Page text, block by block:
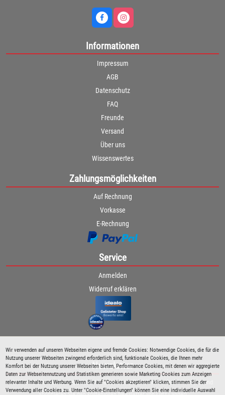
Wir verwenden auf unseren Webseiten eigene und fremde Cookies: Notwendige Cookies, die für die
Nutzung unserer Webseiten zwingend erforderlich sind, funktionale Cookies, die Ihnen mehr
Komfort bei der Nutzung unserer Webseiten bieten, Performance Cookies, mit denen wir aggregierte
Daten zur Webseitennutzung und Statistiken generieren sowie Marketing Cookies zum Anzeigen
relevanter Inhalte und Werbung. Wenn Sie auf "Cookies akzeptieren" klicken, stimmen Sie der
Verwendung aller Cookies zu. Unter "Cookie-Einstellungen" können Sie eine individuelle Auswahl
Informationen
Impressum
AGB
Datenschutz
FAQ
Freunde
Versand
Über uns
Wissenswertes
Zahlungsmöglichkeiten
Auf Rechnung
Vorkasse
E-Rechnung
Service
Anmelden
Widerruf erklären
Newsletter
Bleiben Sie immer über spezielle Aktionen sowie Produktneuheiten informiert und